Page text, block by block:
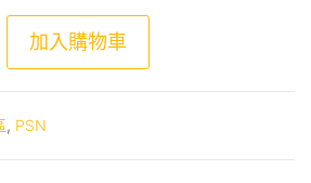
數量
加入購物車
, PSN